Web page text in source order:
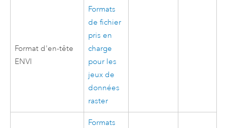
Format d'en-tête
ENVI
Formats
de fichier
pris en
charge
pour les
jeux de
données
raster
Formats